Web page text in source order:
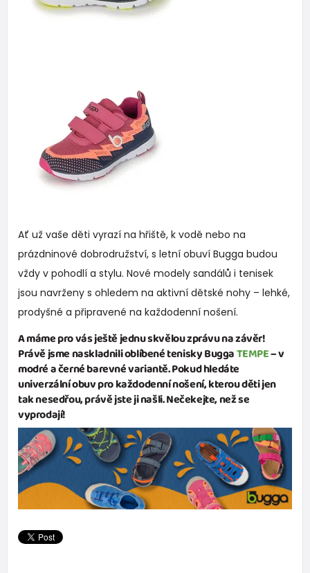
Ať už vaše děti vyrazí na hřiště, k vodě nebo na
prázdninové dobrodružství, s letní obuví Bugga budou
vždy v pohodlí a stylu. Nové modely sandálů i tenisek
jsou navrženy s ohledem na aktivní dětské nohy – lehké,
prodyšné a připravené na každodenní nošení.
A máme pro vás ještě jednu skvělou zprávu na závěr!
Právě jsme naskladnili oblíbené teniskyBuggaTEMPE– v
modréačernébarevné variantě. Pokud hledáte
univerzální obuv pro každodenní nošení, kterou děti jen
tak nesedřou, právě jste ji našli. Nečekejte, než se
vyprodají!